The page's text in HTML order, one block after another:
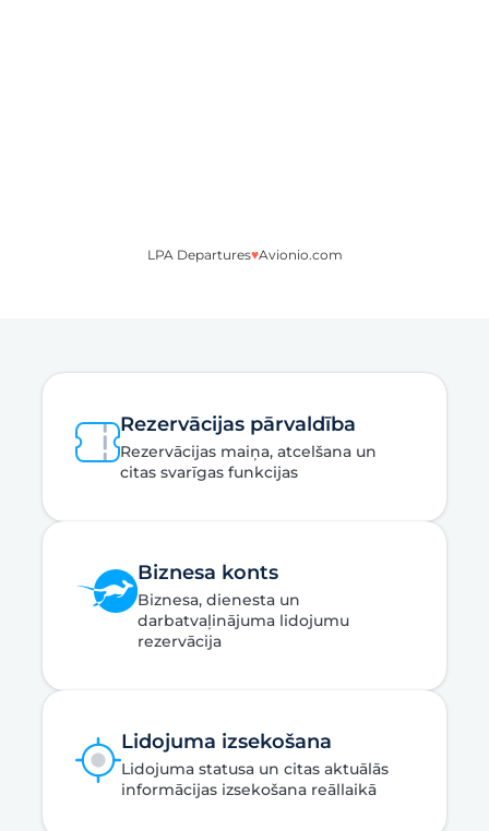
LPA Departures♥Avionio.com
Rezervācijas pārvaldība
Rezervācijas maiņa, atcelšana un
citas svarīgas funkcijas
Biznesa konts
Biznesa, dienesta un
darbatvaļinājuma lidojumu
rezervācija
Lidojuma izsekošana
Lidojuma statusa un citas aktuālās
informācijas izsekošana reāllaikā